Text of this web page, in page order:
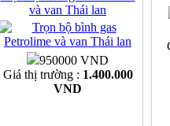
và van Thái lan
950000 VND
Giá thị trường : 1.400.000
VND